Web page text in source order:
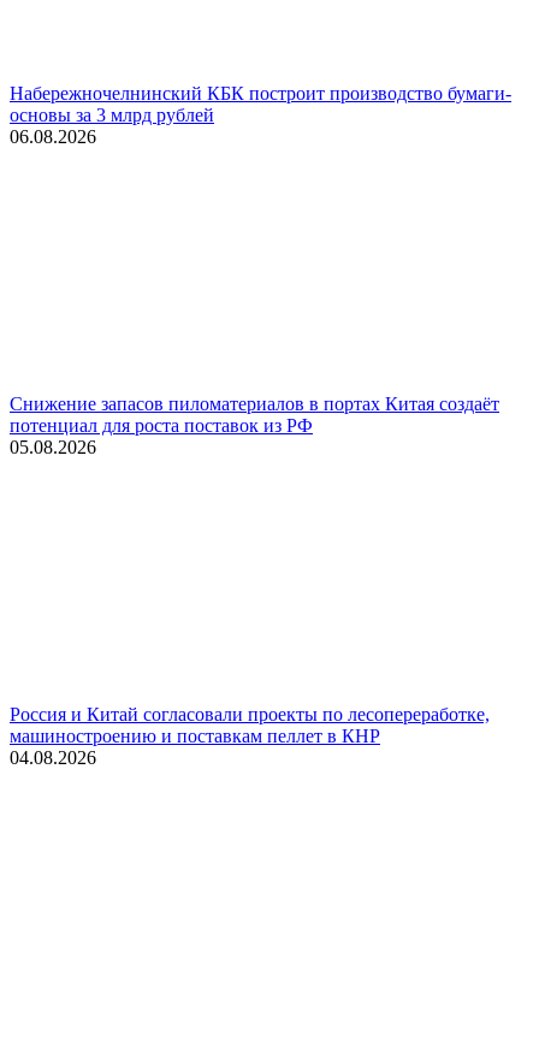
Набережночелнинский КБК построит производство бумаги-
основы за 3 млрд рублей
06.08.2026
Снижение запасов пиломатериалов в портах Китая создаёт
потенциал для роста поставок из РФ
05.08.2026
Россия и Китай согласовали проекты по лесопереработке,
машиностроению и поставкам пеллет в КНР
04.08.2026